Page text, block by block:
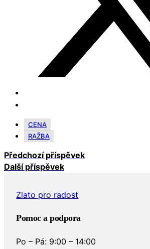
CENA
RAŽBA
Předchozí příspěvek
Další příspěvek
Zlato pro radost
Pomoc a podpora
Po – Pá: 9:00 – 14:00